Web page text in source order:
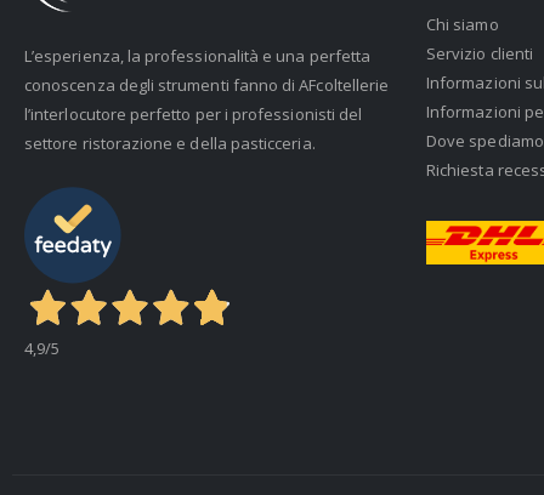
L’esperienza, la professionalità e una perfetta
conoscenza degli strumenti fanno di AFcoltellerie
l’interlocutore perfetto per i professionisti del
settore ristorazione e della pasticceria.
4,9/5
Chi siamo
Servizio clienti
Informazioni
Informazioni
Dove spediamo
Richiesta